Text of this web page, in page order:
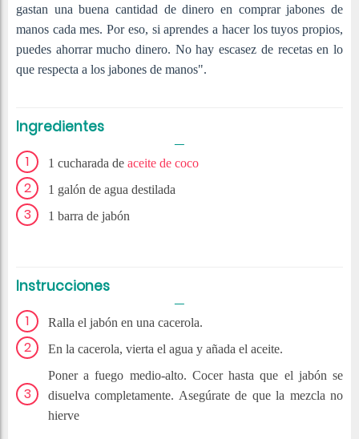
gastan una buena cantidad de dinero en comprar jabones de
manos cada mes. Por eso, si aprendes a hacer los tuyos propios,
puedes ahorrar mucho dinero. No hay escasez de recetas en lo
que respecta a los jabones de manos".
Ingredientes
1 cucharada de aceite de coco
1 galón de agua destilada
1 barra de jabón
Instrucciones
Ralla el jabón en una cacerola.
En la cacerola, vierta el agua y añada el aceite.
Poner a fuego medio-alto. Cocer hasta que el jabón se
disuelva completamente. Asegúrate de que la mezcla no
hierve